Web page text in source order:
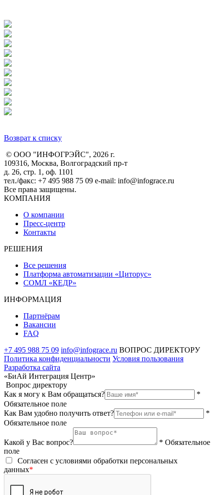
Возврат к списку
© ООО "ИНФОГРЭЙС", 2026 г.
109316, Москва, Волгоградский пр-т
д. 26, стр. 1, оф. 1101
тел./факс: +7 495 988 75 09 e-mail: info@infograce.ru
Все права защищены.
КОМПАНИЯ
О компании
Пресс-центр
Контакты
РЕШЕНИЯ
Все решения
Платформа автоматизации «Циторус»
СОМЛ «КЕДР»
ИНФОРМАЦИЯ
Партнёрам
Вакансии
FAQ
+7 495 988 75 09 info@infograce.ru ВОПРОС ДИРЕКТОРУ
Политика конфиденциальности Условия пользования
Разработка сайта
«БиАй Интеграция Центр»
Вопрос директору
Как я могу к Вам обращаться?
*
Обязательное поле
Как Вам удобно получить ответ?
*
Обязательное поле
Какой у Вас вопрос?
* Обязательное
поле
Согласен с условиями обработки персональных
данных*